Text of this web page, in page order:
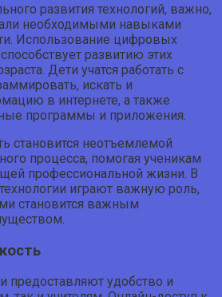
развития технологий, важно,
необходимыми навыками
Использование цифровых
развитию этих
Дети учатся работать с
искать и
в интернете, а также
программы и приложения.
становится неотъемлемой
процесса, помогая ученикам
профессиональной жизни. В
играют важную роль,
становится важным
предоставляют удобство и